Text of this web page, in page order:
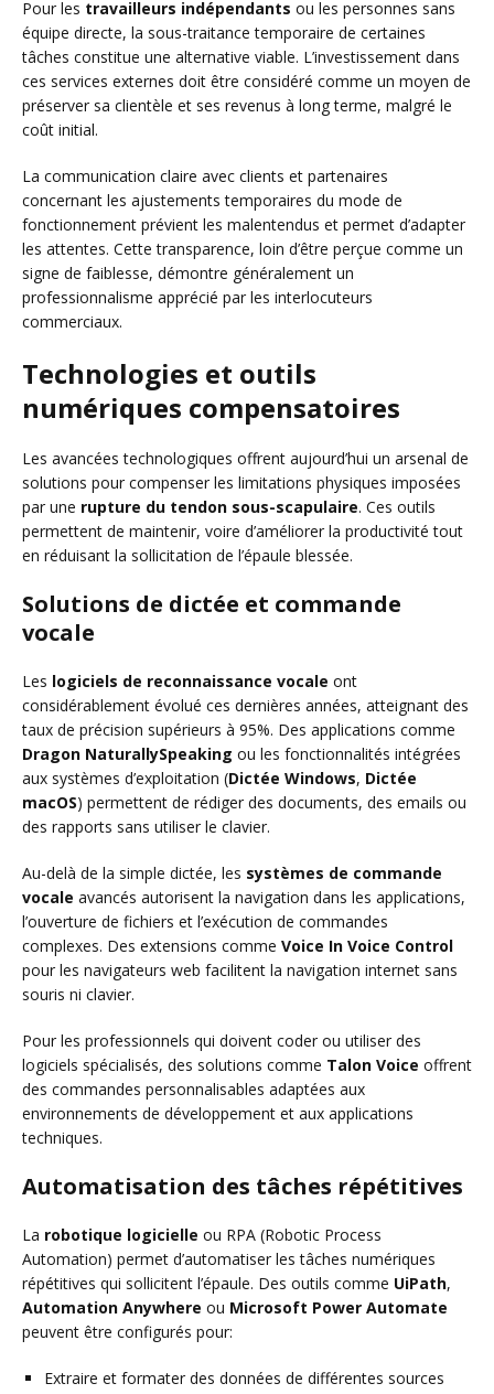
Pour les travailleurs indépendants ou les personnes sans
équipe directe, la sous-traitance temporaire de certaines
tâches constitue une alternative viable. L’investissement dans
ces services externes doit être considéré comme un moyen de
préserver sa clientèle et ses revenus à long terme, malgré le
coût initial.
La communication claire avec clients et partenaires
concernant les ajustements temporaires du mode de
fonctionnement prévient les malentendus et permet d’adapter
les attentes. Cette transparence, loin d’être perçue comme un
signe de faiblesse, démontre généralement un
professionnalisme apprécié par les interlocuteurs
commerciaux.
Technologies et outils
numériques compensatoires
Les avancées technologiques offrent aujourd’hui un arsenal de
solutions pour compenser les limitations physiques imposées
par une rupture du tendon sous-scapulaire. Ces outils
permettent de maintenir, voire d’améliorer la productivité tout
en réduisant la sollicitation de l’épaule blessée.
Solutions de dictée et commande
vocale
Les logiciels de reconnaissance vocale ont
considérablement évolué ces dernières années, atteignant des
taux de précision supérieurs à 95%. Des applications comme
Dragon NaturallySpeaking ou les fonctionnalités intégrées
aux systèmes d’exploitation (Dictée Windows, Dictée
macOS) permettent de rédiger des documents, des emails ou
des rapports sans utiliser le clavier.
Au-delà de la simple dictée, les systèmes de commande
vocale avancés autorisent la navigation dans les applications,
l’ouverture de fichiers et l’exécution de commandes
complexes. Des extensions comme Voice In Voice Control
pour les navigateurs web facilitent la navigation internet sans
souris ni clavier.
Pour les professionnels qui doivent coder ou utiliser des
logiciels spécialisés, des solutions comme Talon Voice offrent
des commandes personnalisables adaptées aux
environnements de développement et aux applications
techniques.
Automatisation des tâches répétitives
La robotique logicielle ou RPA (Robotic Process
Automation) permet d’automatiser les tâches numériques
répétitives qui sollicitent l’épaule. Des outils comme UiPath,
Automation Anywhere ou Microsoft Power Automate
peuvent être configurés pour:
Extraire et formater des données de différentes sources